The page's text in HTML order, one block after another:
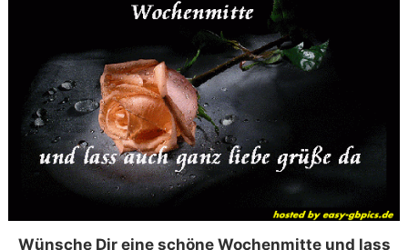
Wünsche Dir eine schöne Wochenmitte und lass